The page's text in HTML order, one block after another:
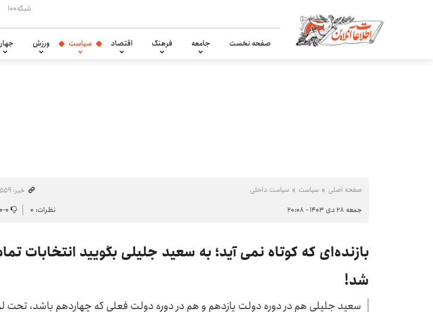
شبکه۱۰۰
صفحه نخست جامعه فرهنگ اقتصاد سیاست ورزش
صفحه اصلی سیاست سیاست داخلی
خبر: ۷۸٬۵۵۹
جمعه ۲۸ دی ۱۴۰۳ - ۲۰:۰۸
نظرات: ۰ ۰-۰
بازنده‌ای که کوتاه نمی آید؛ به سعید جلیلی بگویید انتخابات
شد!
سعید جلیلی هم در دوره دولت یازدهم و هم در دوره دولت فعلی که چهاردهم باشد، تحت